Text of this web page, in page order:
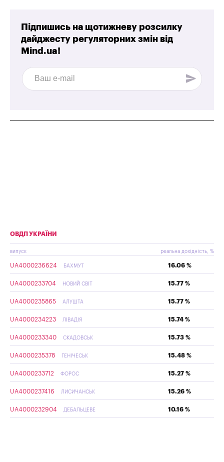
Підпишись на щотижневу розсилку
дайджесту регуляторних змін від
Mind.ua!
ОВДП УКРАЇНИ
випуск реальна дохідність, %
UA4000236624 БАХМУТ 16.06 %
UA4000233704 НОВИЙ СВІТ 15.77 %
UA4000235865 АЛУШТА 15.77 %
UA4000234223 ЛІВАДІЯ 15.74 %
UA4000233340 СКАДОВСЬК 15.73 %
UA4000235378 ГЕНІЧЕСЬК 15.48 %
UA4000233712 ФОРОС 15.27 %
UA4000237416 ЛИСИЧАНСЬК 15.26 %
UA4000232904 ДЕБАЛЬЦЕВЕ 10.16 %